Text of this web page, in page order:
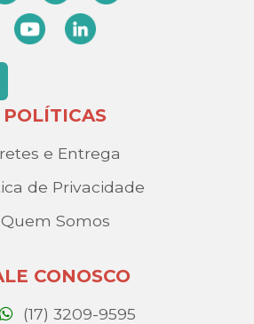
POLÍTICAS
e Entrega
de Privacidade
Quem Somos
CONOSCO
(17) 3209-9595